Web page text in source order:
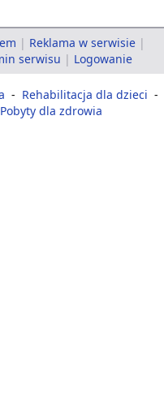
| Reklama w serwisie |
serwisu | Logowanie
- Rehabilitacja dla dzieci -
Pobyty dla zdrowia